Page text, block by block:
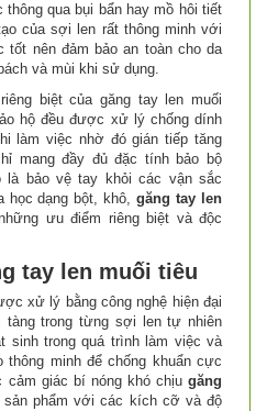
qua bụi bẩn hay mồ hôi tiết
của sợi len rất thông minh với
tốt nên đảm bảo an toàn cho da
và mùi khi sử dụng.
biệt của găng tay len muối
hộ đều được xử lý chống dính
làm việc nhờ đó gián tiếp tăng
mang đầy đủ đặc tính bảo bộ
là bảo vệ tay khỏi các vận sắc
học dạng bột, khô,găng tay len
ưu điểm riêng biệt và độc
tay len muối tiêu
xử lý bằng công nghệ hiện đại
tàng trong từng sợi len tự nhiên
sinh trong quá trình làm việc và
minh để chống khuẩn cực
cảm giác bí nóng khó chịu găng
sản phẩm với các kích cỡ và độ